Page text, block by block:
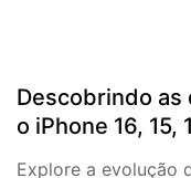
Descobrindo
o iPhone 16, 15,
Explore a evolução